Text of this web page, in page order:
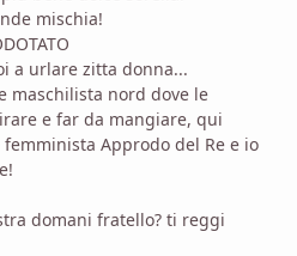
mischia!
a urlare zitta donna...
maschilista nord dove le
e far da mangiare, qui
Approdo del Re e io
domani fratello? ti reggi